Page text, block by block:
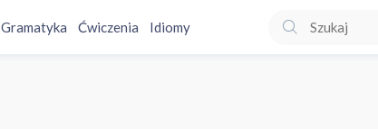
Gramatyka Ćwiczenia Idiomy